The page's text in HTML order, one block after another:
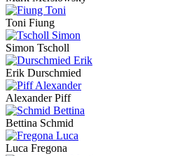
Toni Fiung
Simon Tscholl
Erik Durschmied
Alexander Piff
Bettina Schmid
Luca Fregona